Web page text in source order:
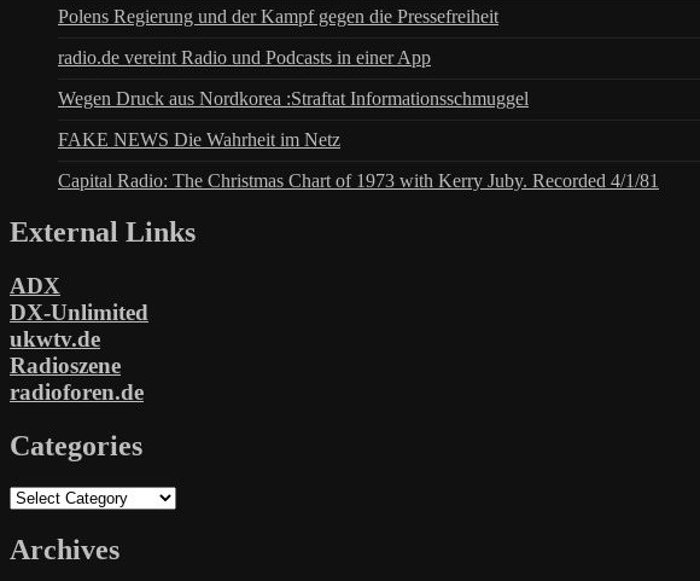
Polens Regierung und der Kampf gegen die Pressefreiheit
radio.de vereint Radio und Podcasts in einer App
Wegen Druck aus Nordkorea :Straftat Informationsschmuggel
FAKE NEWS Die Wahrheit im Netz
Capital Radio: The Christmas Chart of 1973 with Kerry Juby. Recorded 4/1/81
External Links
ADX
DX-Unlimited
ukwtv.de
Radioszene
radioforen.de
Categories
Categories
Archives